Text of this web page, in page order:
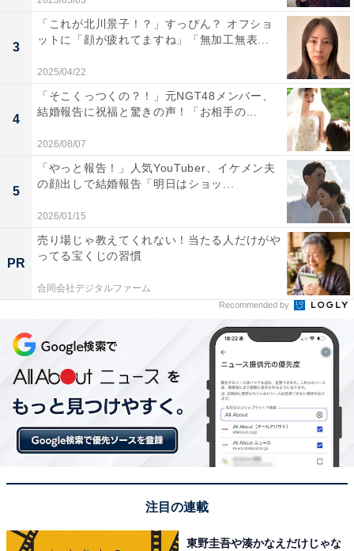
3
「これが北川景子！？」すっぴん？ オフショ
ットに「顔が疲れてますね」「無加工無表...
2025/04/22
4
「そこくっつくの？！」元NGT48メンバー、
結婚報告に祝福と驚きの声！「お相手の...
2026/08/07
5
「やっと報告！」人気YouTuber、イケメン夫
の顔出しで結婚報告「明日はショッ...
2026/01/15
PR
売り場じゃ教えてくれない！当たる人だけがや
ってる宝くじの習慣
合同会社デジタルファーム
Recommended by
注目の連載
東野圭吾や湊かなえだけじゃな